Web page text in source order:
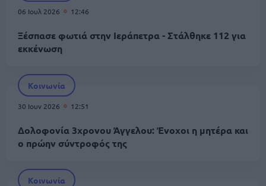
06 Ιουλ 2026 12:46
Ξέσπασε φωτιά στην Ιεράπετρα - Στάλθηκε 112 για
εκκένωση
Κοινωνία
30 Ιουν 2026 12:51
Δολοφονία 3χρονου Άγγελου: Ένοχοι η μητέρα και
ο πρώην σύντροφός της
Κοινωνία